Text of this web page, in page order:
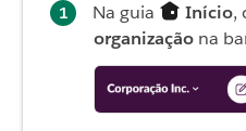
Na guia Início,
organização na